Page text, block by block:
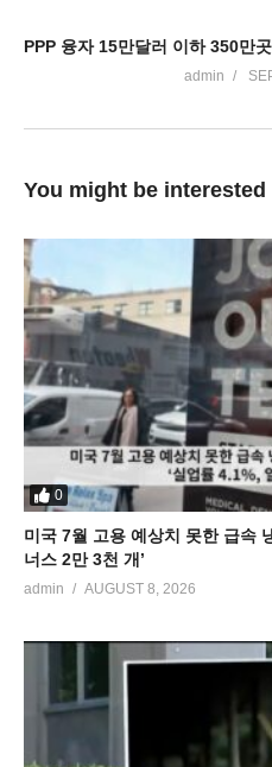
admin
You might be interested
0
미국 7월 고용 예상치 못한 급속
너스 2만 3천 개’
admin AUGUST 8, 2026